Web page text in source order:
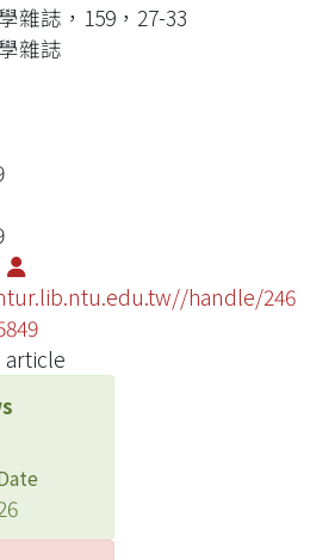
雜誌，159，27-33
雜誌
handle/246